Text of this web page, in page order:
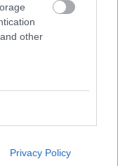
other
Privacy Policy